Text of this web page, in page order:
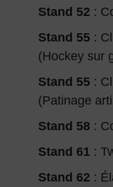
Stand 52 :
Stand 55 :
(Hockey sur
Stand 55 :
(Patinage
Stand 58 :
Stand 61 :
Stand 62 :